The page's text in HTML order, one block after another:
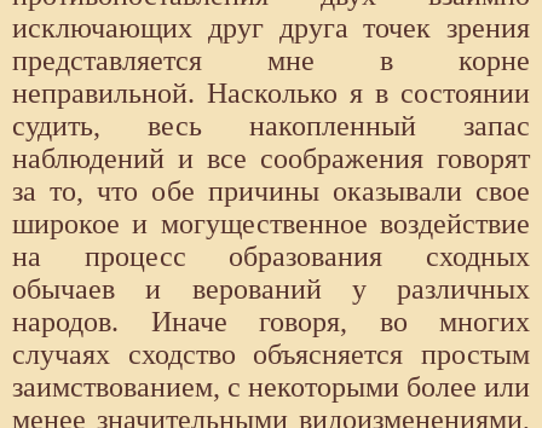
исключающих друг друга точек зрения
представляется мне в корне
неправильной. Насколько я в состоянии
судить, весь накопленный запас
наблюдений и все соображения говорят
за то, что обе причины оказывали свое
широкое и могущественное воздействие
на процесс образования сходных
обычаев и верований у различных
народов. Иначе говоря, во многих
случаях сходство объясняется простым
заимствованием, с некоторыми более или
менее значительными видоизменениями,